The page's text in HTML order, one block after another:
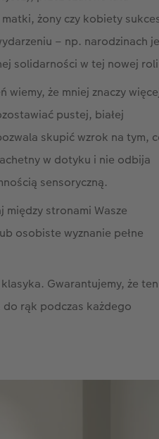
żony czy kobiety
– np. narodzinach
solidarności w tej nowej
że mniej znaczy
pustej, białej
skupić wzrok na tym,
w dotyku i nie odbija
sensoryczną.
stronami Wasze
osobiste wyznanie pełne
Gwarantujemy, że ten
do rąk podczas każdego